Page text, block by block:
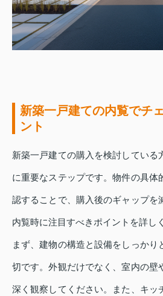
新築一戸建ての内覧でチ
ント
新築一戸建ての購入を検討している
に重要なステップです。物件の具体
認することで、購入後のギャップを
内覧時に注目すべきポイントを詳し
まず、建物の構造と設備をしっかり
切です。外観だけでなく、室内の壁
深く観察してください。また、キッ